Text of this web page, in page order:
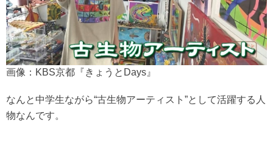
画像：KBS京都『きょうとDays』
なんと中学生ながら“古生物アーティスト”として活躍する人
物なんです。